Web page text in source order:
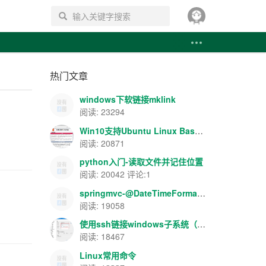
搜索
热门文章
windows下软链接mklink
阅读: 23294
Win10支持Ubuntu Linux Bash-apache+php+mysql环境搭建
阅读: 20871
python入门-读取文件并记住位置
阅读: 20042 评论:1
springmvc-@DateTimeFormat/@NumberFormat数据格式转换
阅读: 19058
使用ssh链接windows子系统（Ubuntu）
阅读: 18467
Linux常用命令